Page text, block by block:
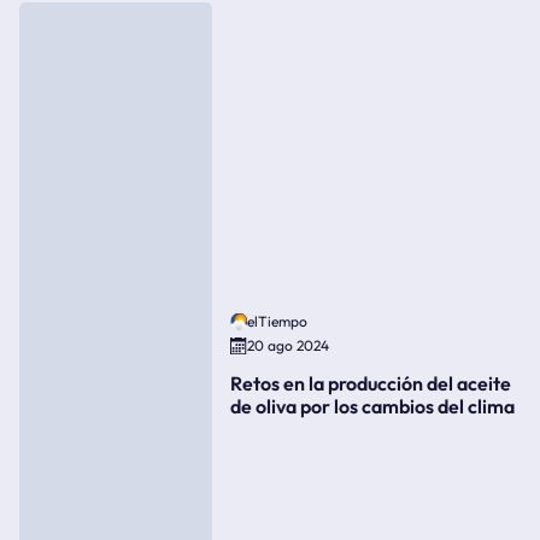
elTiempo
20 ago 2024
Retos en la producción del aceite
de oliva por los cambios del clima